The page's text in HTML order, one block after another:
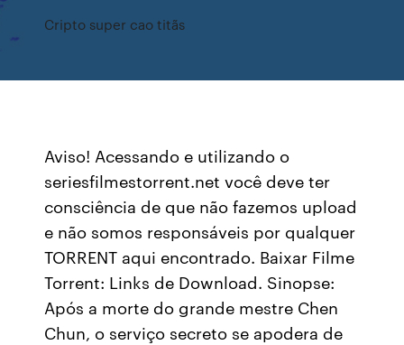
Cripto super cao titãs
Aviso! Acessando e utilizando o
seriesfilmestorrent.net você deve ter
consciência de que não fazemos upload
e não somos responsáveis por qualquer
TORRENT aqui encontrado. Baixar Filme
Torrent: Links de Download. Sinopse:
Após a morte do grande mestre Chen
Chun, o serviço secreto se apodera de